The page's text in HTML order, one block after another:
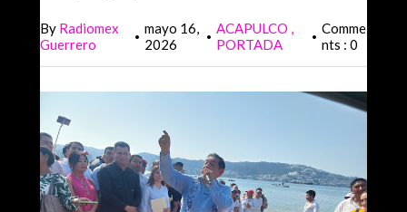
By Radiomex
Guerrero
• mayo 16,
2026
• ACAPULCO
PORTADA
• Comme
nts : 0